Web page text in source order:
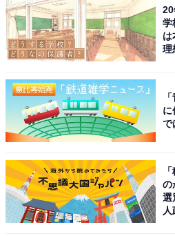
学
は
理
に
で
の
選